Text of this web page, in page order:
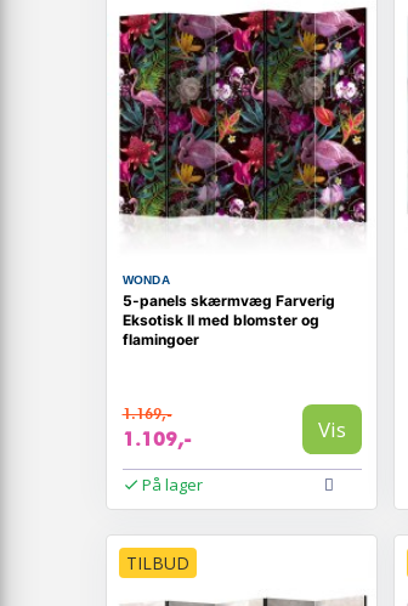
WONDA
5-panels skærmvæg Farverig
Eksotisk II med blomster og
flamingoer
1.169,-
1.109,- Vis
På lager
TILBUD